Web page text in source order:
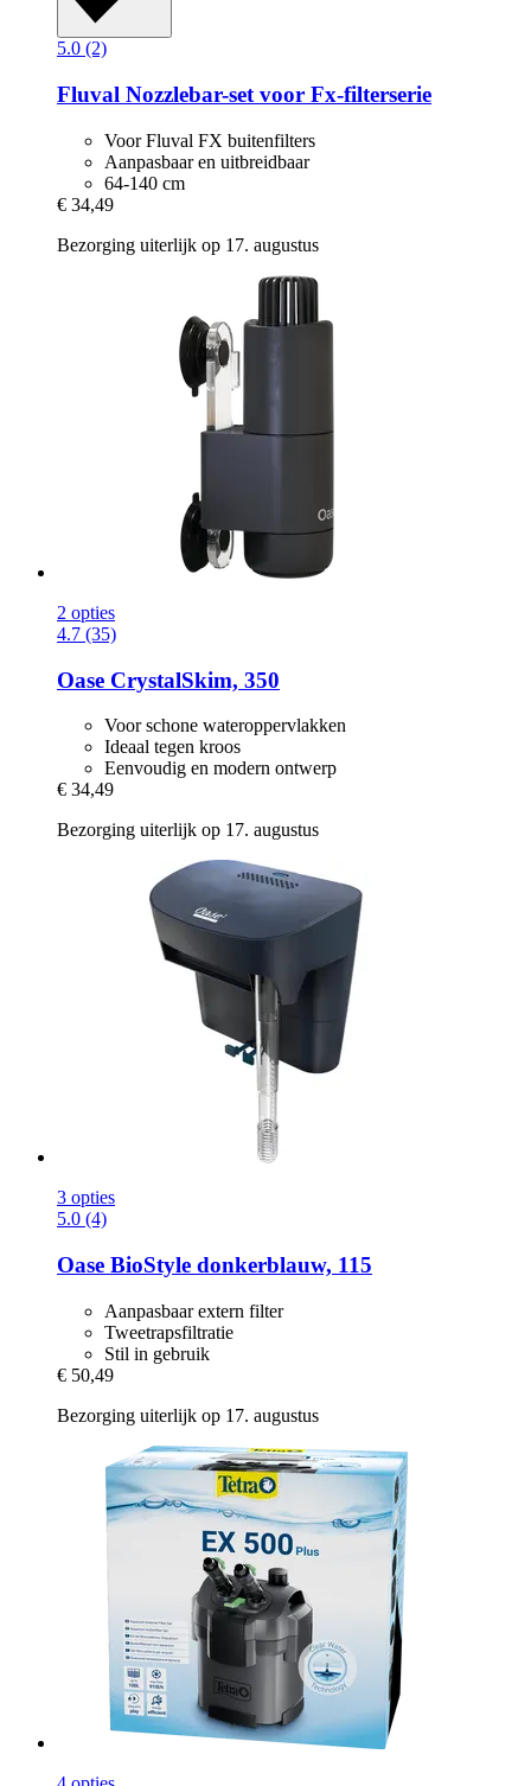
5.0 (2)
Fluval Nozzlebar-​set voor Fx-​filterserie
Voor Fluval FX buitenfilters
Aanpasbaar en uitbreidbaar
64-140 cm
€ 34,49
Bezorging uiterlijk op 17. augustus
2 opties
4.7 (35)
Oase CrystalSkim, 350
Voor schone wateroppervlakken
Ideaal tegen kroos
Eenvoudig en modern ontwerp
€ 34,49
Bezorging uiterlijk op 17. augustus
3 opties
5.0 (4)
Oase BioStyle donkerblauw, 115
Aanpasbaar extern filter
Tweetrapsfiltratie
Stil in gebruik
€ 50,49
Bezorging uiterlijk op 17. augustus